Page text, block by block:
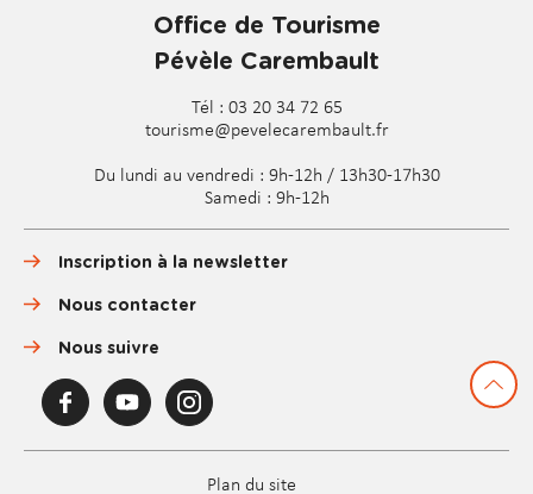
Office de Tourisme
Pévèle Carembault
Tél : 03 20 34 72 65
tourisme@pevelecarembault.fr
Du lundi au vendredi : 9h-12h / 13h30-17h30
Samedi : 9h-12h
Inscription à la newsletter
Nous contacter
Nous suivre
F
a
e
Y
o
T
I
n
t
Plan du site